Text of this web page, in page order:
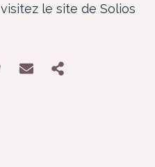
visitez le site de Solios